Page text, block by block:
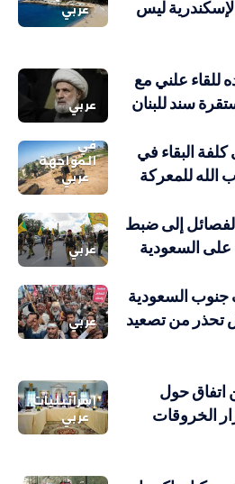
عربي
ليس
عربي
للقاء علني مع
سند للبنان
في
المواجهة
عربي
البقاء في
الله للمعركة
عربي
إلى ضبط
السعودية
عربي
جنوب السعودية
تحذر من تصعيد
إسرائيليات
عربي
اتفاق حول
الخروقات